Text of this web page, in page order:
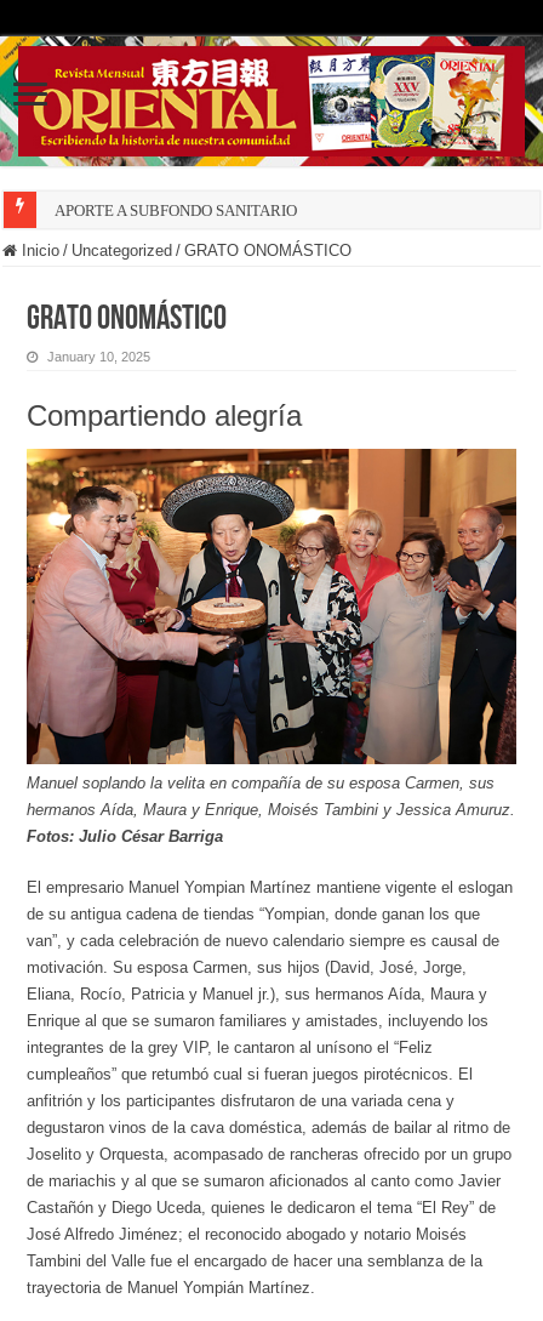
APORTE A SUBFONDO SANITARIO
Inicio / Uncategorized / GRATO ONOMÁSTICO
GRATO ONOMÁSTICO
January 10, 2025
Compartiendo alegría
Manuel soplando la velita en compañía de su esposa Carmen, sus
hermanos Aída, Maura y Enrique, Moisés Tambini y Jessica Amuruz.
Fotos: Julio César Barriga
El empresario Manuel Yompian Martínez mantiene vigente el eslogan
de su antigua cadena de tiendas “Yompian, donde ganan los que
van”, y cada celebración de nuevo calendario siempre es causal de
motivación. Su esposa Carmen, sus hijos (David, José, Jorge,
Eliana, Rocío, Patricia y Manuel jr.), sus hermanos Aída, Maura y
Enrique al que se sumaron familiares y amistades, incluyendo los
integrantes de la grey VIP, le cantaron al unísono el “Feliz
cumpleaños” que retumbó cual si fueran juegos pirotécnicos. El
anfitrión y los participantes disfrutaron de una variada cena y
degustaron vinos de la cava doméstica, además de bailar al ritmo de
Joselito y Orquesta, acompasado de rancheras ofrecido por un grupo
de mariachis y al que se sumaron aficionados al canto como Javier
Castañón y Diego Uceda, quienes le dedicaron el tema “El Rey” de
José Alfredo Jiménez; el reconocido abogado y notario Moisés
Tambini del Valle fue el encargado de hacer una semblanza de la
trayectoria de Manuel Yompián Martínez.